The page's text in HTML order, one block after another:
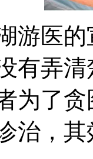
游医
有弄
为了
治，